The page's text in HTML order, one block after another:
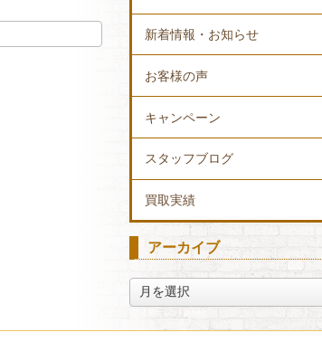
新着情報・お知らせ
お客様の声
キャンペーン
スタッフブログ
買取実績
アーカイブ
ー